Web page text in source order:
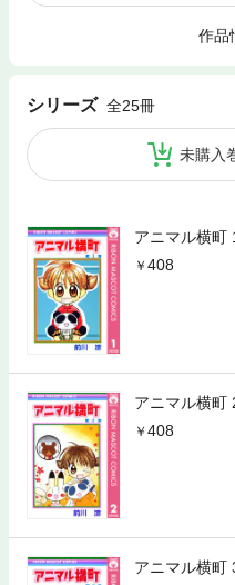
作品
シリーズ 全25冊
未購入
アニマル横町
408
アニマル横町
408
アニマル横町